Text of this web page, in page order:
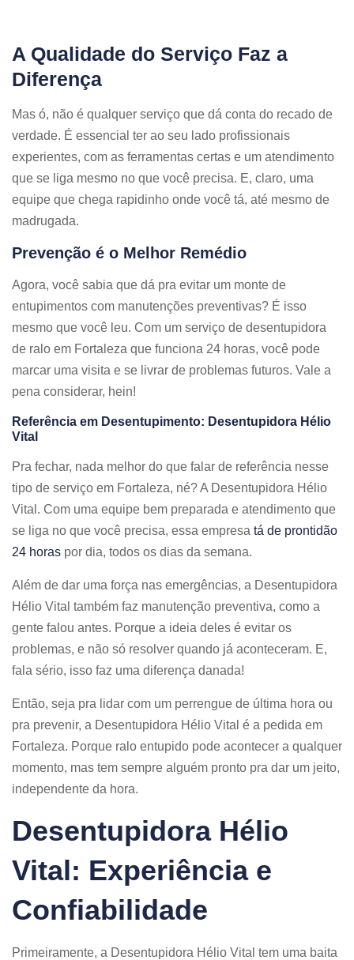
A Qualidade do Serviço Faz a
Diferença
Mas ó, não é qualquer serviço que dá conta do recado de
verdade. É essencial ter ao seu lado profissionais
experientes, com as ferramentas certas e um atendimento
que se liga mesmo no que você precisa. E, claro, uma
equipe que chega rapidinho onde você tá, até mesmo de
madrugada.
Prevenção é o Melhor Remédio
Agora, você sabia que dá pra evitar um monte de
entupimentos com manutenções preventivas? É isso
mesmo que você leu. Com um serviço de desentupidora
de ralo em Fortaleza que funciona 24 horas, você pode
marcar uma visita e se livrar de problemas futuros. Vale a
pena considerar, hein!
Referência em Desentupimento: Desentupidora Hélio
Vital
Pra fechar, nada melhor do que falar de referência nesse
tipo de serviço em Fortaleza, né? A Desentupidora Hélio
Vital. Com uma equipe bem preparada e atendimento que
se liga no que você precisa, essa empresa tá de prontidão
24 horas por dia, todos os dias da semana.
Além de dar uma força nas emergências, a Desentupidora
Hélio Vital também faz manutenção preventiva, como a
gente falou antes. Porque a ideia deles é evitar os
problemas, e não só resolver quando já aconteceram. E,
fala sério, isso faz uma diferença danada!
Então, seja pra lidar com um perrengue de última hora ou
pra prevenir, a Desentupidora Hélio Vital é a pedida em
Fortaleza. Porque ralo entupido pode acontecer a qualquer
momento, mas tem sempre alguém pronto pra dar um jeito,
independente da hora.
Desentupidora Hélio
Vital: Experiência e
Confiabilidade
Primeiramente, a Desentupidora Hélio Vital tem uma baita